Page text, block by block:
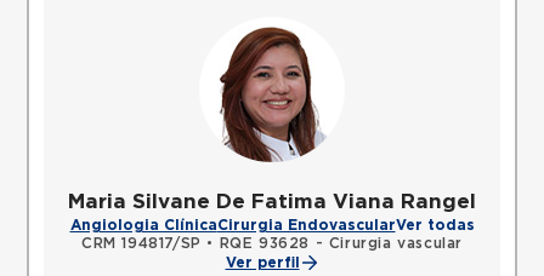
Maria Silvane De Fatima Viana Rangel
Angiologia ClínicaCirurgia EndovascularVer todas
CRM 194817/SP •
RQE 93628 - Cirurgia vascular
Ver perfil